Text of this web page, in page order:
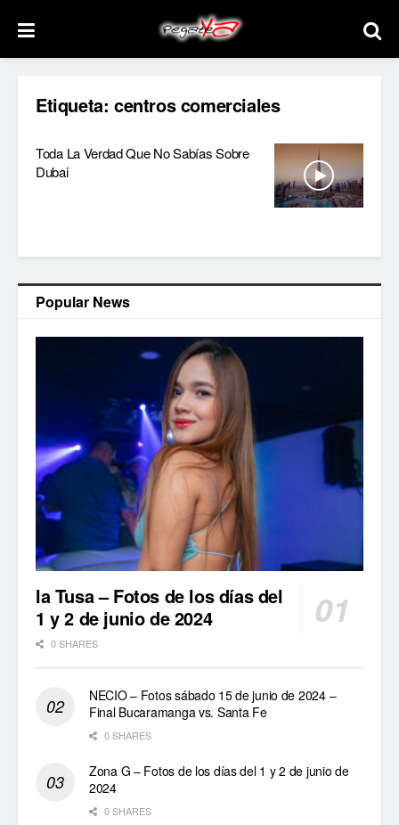
Etiqueta: centros comerciales
Toda La Verdad Que No Sabías Sobre
Dubai
Popular News
la Tusa – Fotos de los días del
1 y 2 de junio de 2024
0 SHARES
NECIO – Fotos sábado 15 de junio de 2024 –
Final Bucaramanga vs. Santa Fe
0 SHARES
Zona G – Fotos de los días del 1 y 2 de junio de
2024
0 SHARES